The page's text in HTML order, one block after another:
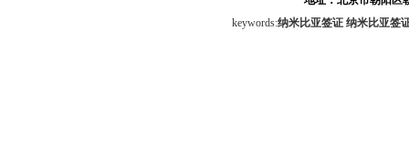
keywords:纳米比亚签证 纳米比亚签